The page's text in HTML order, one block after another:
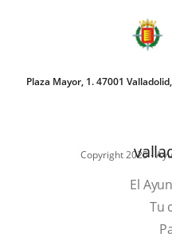
Plaza Mayor, 1. 47001
Copyright 2025 -
El
Tu